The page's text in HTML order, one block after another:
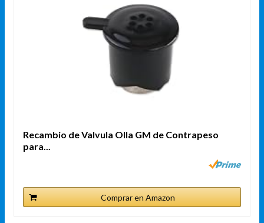
Recambio de Valvula Olla GM de Contrapeso
para...
Comprar en Amazon